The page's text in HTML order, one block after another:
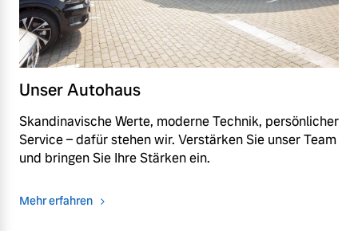
Unser Autohaus
Skandinavische Werte, moderne Technik, persönlicher
Service – dafür stehen wir. Verstärken Sie unser Team
und bringen Sie Ihre Stärken ein.
Mehr erfahren